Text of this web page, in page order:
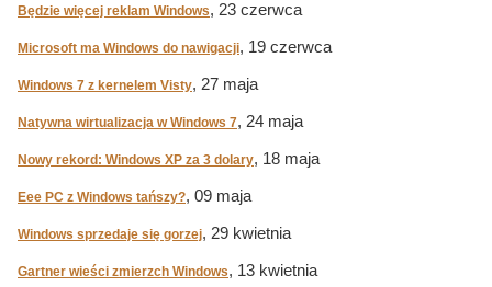
Będzie więcej reklam Windows, 23 czerwca
Microsoft ma Windows do nawigacji, 19 czerwca
Windows 7 z kernelem Visty, 27 maja
Natywna wirtualizacja w Windows 7, 24 maja
Nowy rekord: Windows XP za 3 dolary, 18 maja
Eee PC z Windows tańszy?, 09 maja
Windows sprzedaje się gorzej, 29 kwietnia
Gartner wieści zmierzch Windows, 13 kwietnia